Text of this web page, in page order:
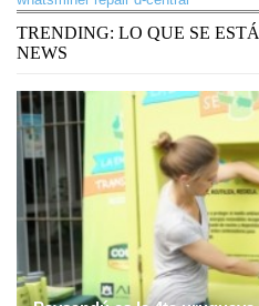
TRENDING: LO QUE SE
NEWS